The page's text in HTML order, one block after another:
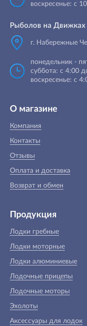
воскресенье: с
Рыболов на Движках
г. Набережные
понедельник -
суббота: с 4:00
воскресенье: с
О магазине
Компания
Контакты
Отзывы
Оплата и доставка
Возврат и обмен
Продукция
Лодки гребные
Лодки моторные
Лодки алюминиевые
Лодочные прицепы
Лодочные моторы
Эхолоты
Аксессуары для лодок